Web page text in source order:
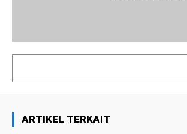
ARTIKEL TERKAIT